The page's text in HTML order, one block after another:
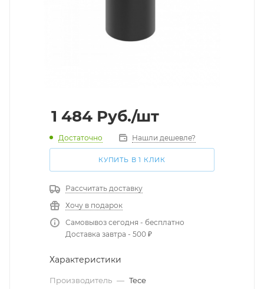
1 484 Руб./шт
Достаточно Нашли дешевле?
КУПИТЬ В 1 КЛИК
Рассчитать доставку
Хочу в подарок
Самовывоз сегодня - бесплатно
Доставка завтра - 500 ₽
Характеристики
Производитель — Tece